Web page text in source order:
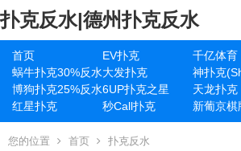
扑克反水|德州扑克反水
首页 EV扑克 千亿体育
蜗牛扑克30%反水大发扑克 神扑克
博狗扑克25%反水6UP扑克之星 天龙扑克
红星扑克
秒Call扑克 新葡京棋
您的位置 首页 扑克反水